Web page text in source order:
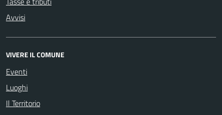
Avvisi
VIVERE IL COMUNE
Eventi
Luoghi
Il Territorio